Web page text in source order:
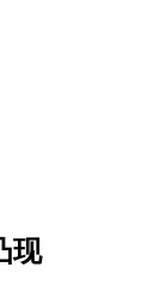
现